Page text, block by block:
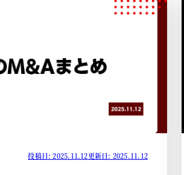
投稿日: 2025.11.12更新日: 2025.11.12